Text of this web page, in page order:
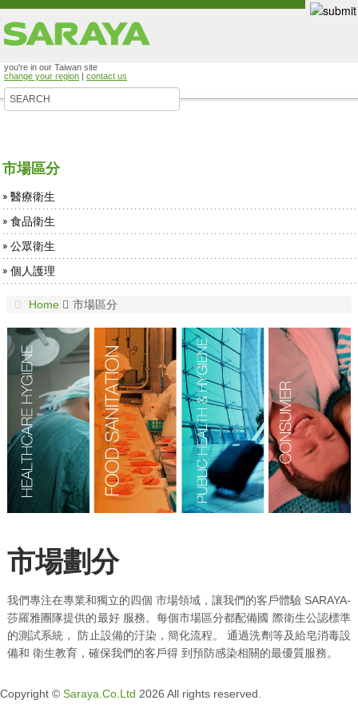
you're in our Taiwan site
change your region | contact us
市場區分
醫療衛生
食品衛生
公眾衛生
個人護理
Home 市場區分
市場劃分
我們專注在專業和獨立的四個 市場領域，讓我們的客戶體驗 SARAYA-
莎羅雅團隊提供的最好 服務。每個市場區分都配備國 際衛生公認標準
的測試系統， 防止設備的汙染，簡化流程。 通過洗劑等及給皂消毒設
備和 衛生教育，確保我們的客戶得 到預防感染相關的最優質服務。
Copyright © Saraya.Co.Ltd 2026 All rights reserved.